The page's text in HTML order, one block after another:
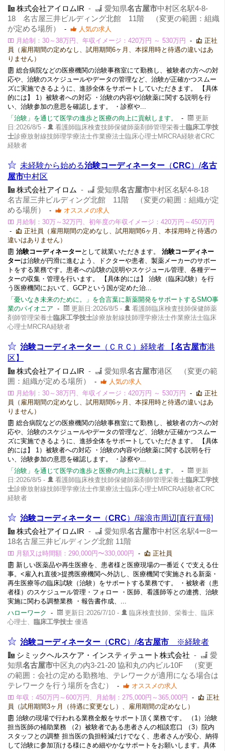
株式会社アイロムIR - 愛知県名古屋市中村区名駅4-8-
18 名古屋三井ビルディング北館 11階 （変更の範囲：組織
が定める場所）
-
人気の求人
月給制：30～38万円、年収イメージ：420万円 ～ 530万円
-
正社
員（雇用期間の定めなし、試用期間6ヶ月、本採用時と待遇の違いはあ
りません）
総合病院などの医療機関の治験事務室にて勤務し、被験者の方への対
応や、治験のスケジュールやデータの管理など、治験が正確かつスムー
ズに実施できるように、進捗全体をサポートしていただきます。 【具体
的には】 1）被験者への対応 ・治験の内容や治験薬に関する説明を行
い、治験参加の意思を確認します。 ・診察や...
「治験」を通じて医学の進歩と医療の向上に貢献します。
-
更新
日:2026/8/5 -
看護師臨床検査技師保健師薬剤師管理栄養士臨床工学技
士診療放射線技師理学療法士作業療法士臨床心理士MRCRA経験者CRC
経験者
未経験から始める治験コーディネーター （CRC）/名古
屋市中村区
株式会社アイロム - 愛知県名古屋市中村区名駅4-8-18
名古屋三井ビルディング北館 11階 （変更の範囲：組織が定
める場所）
-
オススメの求人
月給制：30万～32万円、初年度の年収イメージ：420万円～450万円
-
正社員（雇用期間の定めなし、試用期間6ヶ月、本採用時と待遇の
違いはありません）
治験コーディネーターとして就業いただきます。 治験コーディネー
ターは治験が円滑に進むよう、ドクターや患者、製薬メーカーのサポー
トをする業務です。患者への試験の説明やスケジュール管理、各種デー
ターの収集・管理を行います。 【具体的には】 治験（臨床試験）を行
う医療機関において、GCPという国が定めた治...
「憂いなき未来のために。」を合言葉に新薬開発をサポートするSMO事
業のパイオニア - 更新日:2026/8/5 -
看護師臨床検査技師保健師薬
剤師管理栄養士臨床工学技士診療放射線技師理学療法士作業療法士臨床
心理士MRCRA経験者
治験コーディネーター （ＣＲＣ）経験者 【名古屋市港
区】
株式会社アイロムIR - 愛知県名古屋市港区 （変更の範
囲：組織が定める場所）
-
人気の求人
月給制：30～38万円、年収イメージ：420万円 ～ 530万円
-
正社
員（雇用期間の定めなし、試用期間6ヶ月、本採用時と待遇の違いはあ
りません）
総合病院などの医療機関の治験事務室にて勤務し、被験者の方への対
応や、治験のスケジュールやデータの管理など、治験が正確かつスムー
ズに実施できるように、進捗全体をサポートしていただきます。 【具体
的には】 1）被験者への対応 ・治験の内容や治験薬に関する説明を行
い、治験参加の意思を確認します。 ・診察や...
「治験」を通じて医学の進歩と医療の向上に貢献します。
-
更新
日:2026/8/5 -
看護師臨床検査技師保健師薬剤師管理栄養士臨床工学技
士診療放射線技師理学療法士作業療法士臨床心理士MRCRA経験者CRC
経験者
治験コーディネーター （CRC）/瑞浪市周辺[直行直帰]
株式会社アイロムIR - 愛知県名古屋市中村区名駅4ー8ー
18名古屋三井ビルディング北館 11階
月額又は時間額：290,000円〜330,000円 -
正社員
新しい医薬品や再生医療を、患者様と医療現場の一番近くで支える仕
事。<雇入れ直後>提携医療機関へ外訪し、医療機関で実施される新薬・
再生医療等の臨床試験（治験）をサポートする業務です。 ・被験者（患
者様）のスケジュール管理・フォロー ・医師、看護師等との連携、治験
実施に関わる調整業務 ・報告書作成、...
ハローワーク
- 更新日:2026/7/10 -
臨床検査技師、栄養士、臨床
心理士、
臨床工学技士 優遇
治験コーディネーター （CRC）/名古屋市 ※経験者
シミックヘルスケア・インスティテュート株式会社 -
愛
知県名古屋市中区丸の内3-21-20 協和丸の内ビル10F （変更
の範囲：会社の定める勤務地、テレワークが適用になる場合は
テレワークを行う場所を含む）
-
オススメの求人
年収：450万円～600万円、月給制：275,000円～365,000円
-
正社
員（試用期間3ヶ月（待遇に変更なし）、雇用期間の定めなし）
治験の現場で行われる業務全般をサポート頂く業務です。 （1）治験
担当医師の補助業務 （2）被験者である患者さんの相談窓口 （3）院内
スタッフとの調整 担当医の負担軽減だけでなく、患者さんが安心、納得
して治験に参加頂ける様にきめ細やかなサポートをお願いします。具体